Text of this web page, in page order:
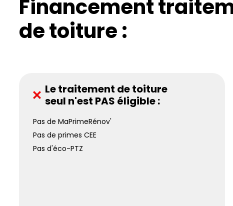
Financement
de toiture :
Le traitement de toiture
seul n'est PAS éligible :
Pas de MaPrimeRénov'
Pas de primes CEE
Pas d'éco-PTZ